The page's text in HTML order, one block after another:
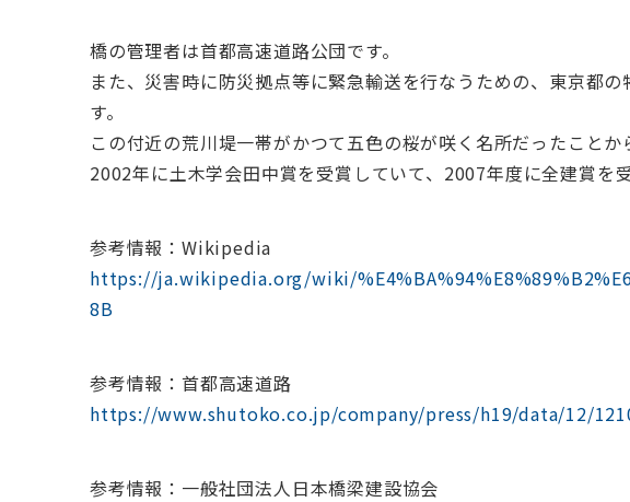
橋の管理者は首都高速道路公団です。
また、災害時に防災拠点等に緊急輸送を行なうための、東京都
す。
この付近の荒川堤一帯がかつて五色の桜が咲く名所だったことか
2002年に土木学会田中賞を受賞していて、2007年度に全建賞を受
参考情報：Wikipedia
https://ja.wikipedia.org/wiki/
8B
参考情報：首都高速道路
https://www.shutoko.co.jp/company/press/h19/data/12/
参考情報：一般社団法人日本橋梁建設協会